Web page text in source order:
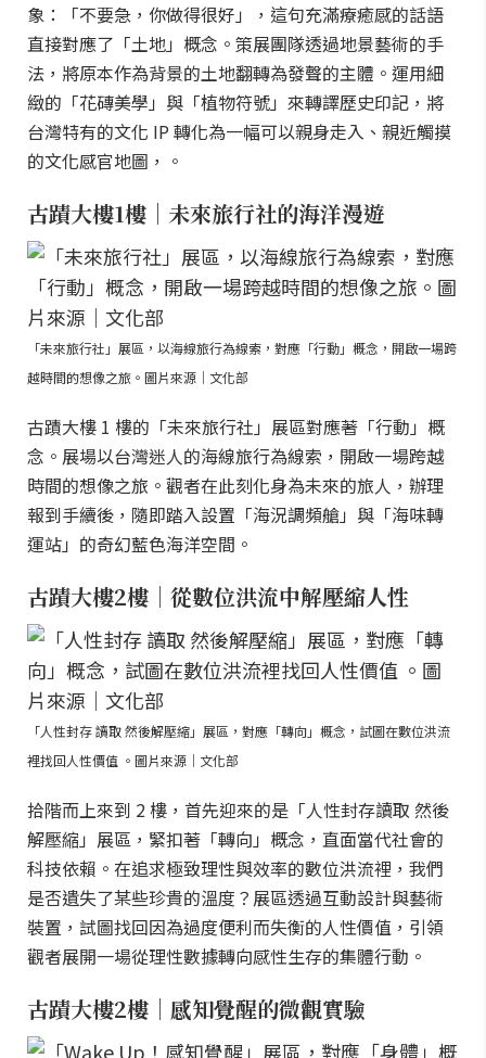
象：「不要急，你做得很好」，這句充滿療癒感的話語
直接對應了「土地」概念。策展團隊透過地景藝術的手
法，將原本作為背景的土地翻轉為發聲的主體。運用細
緻的「花磚美學」與「植物符號」來轉譯歷史印記，將
台灣特有的文化 IP 轉化為一幅可以親身走入、親近觸摸
的文化感官地圖，。
古蹟大樓1樓｜未來旅行社的海洋漫遊
「未來旅行社」展區，以海線旅行為線索，對應「行動」概念，開啟一場跨
越時間的想像之旅。圖片來源｜文化部
古蹟大樓 1 樓的「未來旅行社」展區對應著「行動」概
念。展場以台灣迷人的海線旅行為線索，開啟一場跨越
時間的想像之旅。觀者在此刻化身為未來的旅人，辦理
報到手續後，隨即踏入設置「海況調頻艙」與「海味轉
運站」的奇幻藍色海洋空間。
古蹟大樓2樓｜從數位洪流中解壓縮人性
「人性封存 讀取 然後解壓縮」展區，對應「轉向」概念，試圖在數位洪流
裡找回人性價值 。圖片來源｜文化部
拾階而上來到 2 樓，首先迎來的是「人性封存讀取 然後
解壓縮」展區，緊扣著「轉向」概念，直面當代社會的
科技依賴。在追求極致理性與效率的數位洪流裡，我們
是否遺失了某些珍貴的溫度？展區透過互動設計與藝術
裝置，試圖找回因為過度便利而失衡的人性價值，引領
觀者展開一場從理性數據轉向感性生存的集體行動。
古蹟大樓2樓｜感知覺醒的微觀實驗